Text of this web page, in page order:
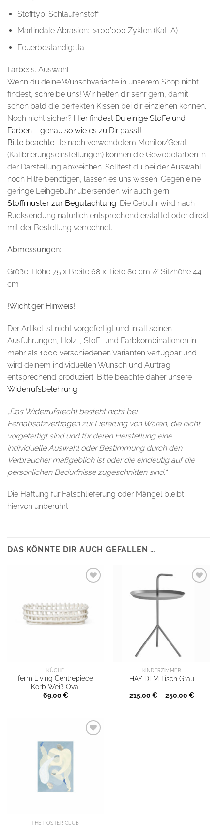
Stofftyp: Schlaufenstoff
Martindale Abrasion: >100’000 Zyklen (Kat. A)
Feuerbeständig: Ja
Farbe: s. Auswahl
Wenn du deine Wunschvariante in unserem Shop nicht
findest, schreibe uns! Wir helfen dir sehr gern, damit
schon bald die perfekten Kissen bei dir einziehen können.
Noch nicht sicher? Hier findest Du einige Stoffe und
Farben – genau so wie es zu Dir passt!
Bitte beachte: Je nach verwendetem Monitor/Gerät
(Kalibrierungseinstellungen) können die Gewebefarben in
der Darstellung abweichen. Solltest du bei der Auswahl
noch Hilfe benötigen, lassen es uns wissen. Gegen eine
geringe Leihgebühr übersenden wir auch gern
Stoffmuster zur Begutachtung. Die Gebühr wird nach
Rücksendung natürlich entsprechend erstattet oder direkt
mit der Bestellung verrechnet.
Abmessungen:
Größe: Höhe 75 x Breite 68 x Tiefe 80 cm // Sitzhöhe 44
cm
!Wichtiger Hinweis!
Der Artikel ist nicht vorgefertigt und in all seinen
Ausführungen, Holz-, Stoff- und Farbkombinationen in
mehr als 1000 verschiedenen Varianten verfügbar und
wird deinem individuellen Wunsch und Auftrag
entsprechend produziert. Bitte beachte daher unsere
Widerrufsbelehrung.
„Das Widerrufsrecht besteht nicht bei
Fernabsatzverträgen zur Lieferung von Waren, die nicht
vorgefertigt sind und für deren Herstellung eine
individuelle Auswahl oder Bestimmung durch den
Verbraucher maßgeblich ist oder die eindeutig auf die
persönlichen Bedürfnisse zugeschnitten sind.“
Die Haftung für Falschlieferung oder Mängel bleibt
hiervon unberührt.
DAS KÖNNTE DIR AUCH GEFALLEN …
KÜCHE
ferm Living Centrepiece
Korb Weiß Oval
69,00 €
KINDERZIMMER
HAY DLM Tisch Grau
215,00 €– 250,00 €
THE POSTER CLUB